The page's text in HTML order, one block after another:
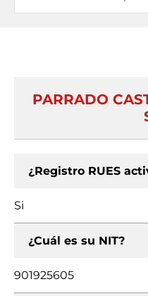
PARRADO
¿Registro RUES
Si
¿Cuál es su NIT?
901925605